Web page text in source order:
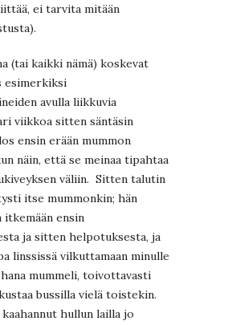
ei tarvita mitään
(tai kaikki nämä) koskevat
esimerkiksi
avulla liikkuvia
viikkoa sitten säntäsin
ensin erään mummon
näin, että se meinaa tipahtaa
väliin. Sitten talutin
itse mummonkin; hän
itkemään ensin
ja sitten helpotuksesta, ja
linssissä vilkuttamaan minulle
mummeli, toivottavasti
bussilla vielä toistekin.
hullun lailla jo